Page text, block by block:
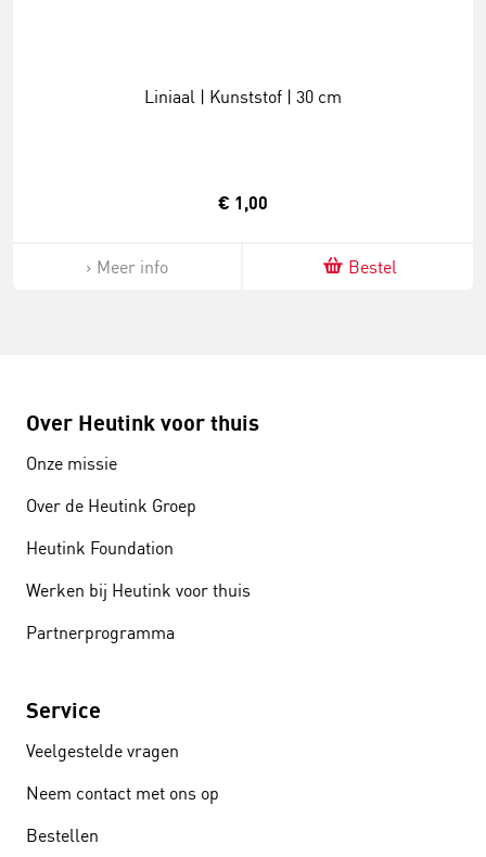
Liniaal | Kunststof | 30 cm
€ 1,00
Meer info Bestel
Over Heutink voor thuis
Onze missie
Over de Heutink Groep
Heutink Foundation
Werken bij Heutink voor thuis
Partnerprogramma
Service
Veelgestelde vragen
Neem contact met ons op
Bestellen